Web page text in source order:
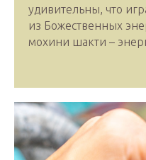
удивительны, что
из Божественных
мохини шакти –